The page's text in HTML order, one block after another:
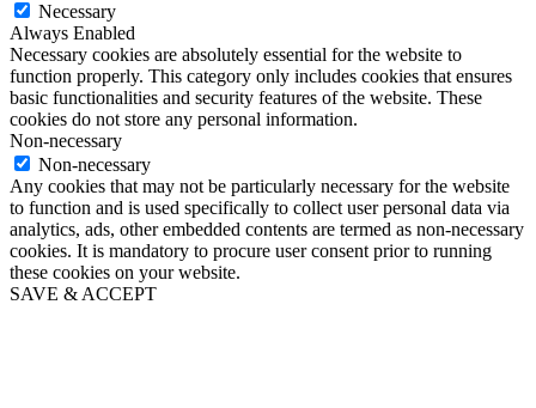
Necessary
Always Enabled
Necessary cookies are absolutely essential for the website to
function properly. This category only includes cookies that ensures
basic functionalities and security features of the website. These
cookies do not store any personal information.
Non-necessary
Non-necessary
Any cookies that may not be particularly necessary for the website
to function and is used specifically to collect user personal data via
analytics, ads, other embedded contents are termed as non-necessary
cookies. It is mandatory to procure user consent prior to running
these cookies on your website.
SAVE & ACCEPT